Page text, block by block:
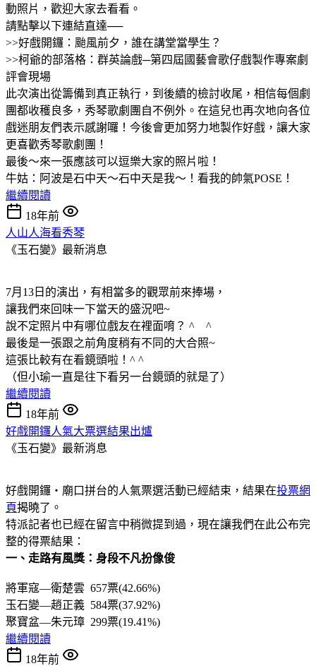
動照片，歡迎大家去看看。
請點擊以下連結直達──
>>好戲開鑼：颱風前夕，誰在講堂當學生？
>>柯爺的部落格：群英論戲─第四屆國藝會歌仔戲製作專案劇
評會現場
此次演出從籌備到真正執行，到後續的檢討收尾，相信每個劇
團都收穫良多，秀琴歌劇團自不例外。在這兒也再次地向各位
戲迷朋友們表示感謝囉！今後會更加努力地製作好戲，讓大家
更喜歡秀琴歌劇團！
最後～來一張應該可以逗樂大家的照片啦！
牛姑：阿波是石中天～石中天是我～！看我的帥氣POSE！
繼續閱讀
18年前
人山人海看秀琴
《玉石變》最新消息
7月13日的演出，有相當多的觀眾前來捧場，
讓我們來回味一下當天的盛況吧~
說不定照片中有哪位戲友在裡面唷？ ^ ^
最後是一張跟之前角度稍有不同的大合照~
這張比較有在看鏡頭啦！^ ^
（但小瑜一直是往下看另一台鏡頭的就是了）
繼續閱讀
18年前
好戲開鑼人氣大票選結果出爐
《玉石變》最新消息
好戲開鑼‧廟口拼台的人氣票選活動已經結束，結果在投票網
頁揭曉了。
特派記者也已經在留言中稍微提到過，現在讓我們在此公布完
整的得票結果：
一、走路有風獎：身段不凡扮像俊
將軍寇—衛楚雲 657票(42.66%)
玉石變—趙正義 584票(37.92%)
聚寶盆—朱元璋 299票(19.41%)
繼續閱讀
18年前